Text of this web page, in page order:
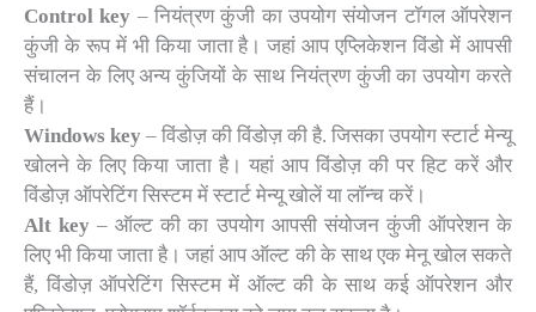
Control key – नियंत्रण कुंजी का उपयोग संयोजन टॉगल ऑपरेशन
कुंजी के रूप में भी किया जाता है। जहां आप एप्लिकेशन विंडो में आपसी
संचालन के लिए अन्य कुंजियों के साथ नियंत्रण कुंजी का उपयोग करते
हैं।
Windows key – विंडोज़ की विंडोज़ की है. जिसका उपयोग स्टार्ट मेन्यू
खोलने के लिए किया जाता है। यहां आप विंडोज़ की पर हिट करें और
विंडोज़ ऑपरेटिंग सिस्टम में स्टार्ट मेन्यू खोलें या लॉन्च करें।
Alt key – ऑल्ट की का उपयोग आपसी संयोजन कुंजी ऑपरेशन के
लिए भी किया जाता है। जहां आप ऑल्ट की के साथ एक मेनू खोल सकते
हैं, विंडोज़ ऑपरेटिंग सिस्टम में ऑल्ट की के साथ कई ऑपरेशन और